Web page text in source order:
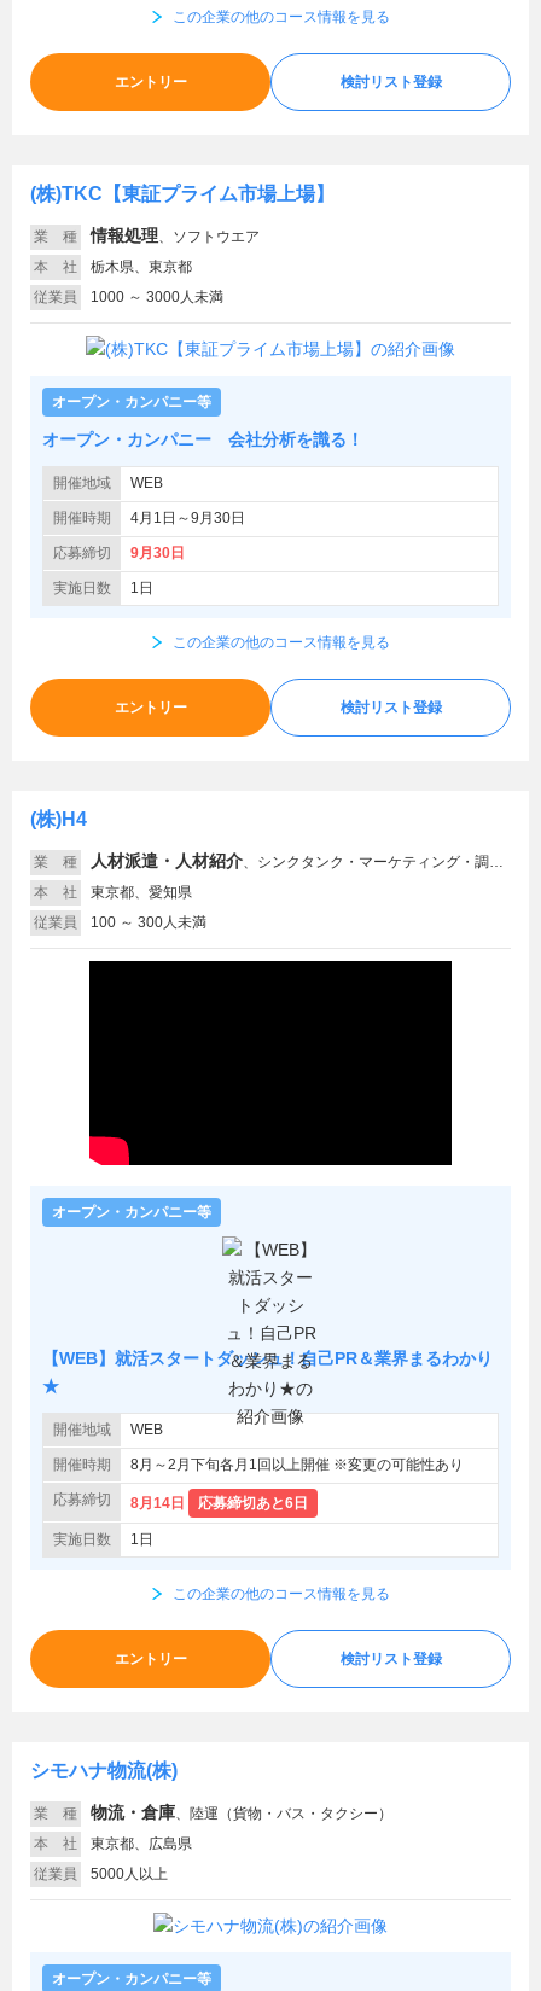
この企業の他のコース情報を見る
エントリー 検討リスト登録
(株)TKC【東証プライム市場上場】
業 種 情報処理、 ソフトウエア
本 社
栃木県、東京都
従業員
1000 ～ 3000人未満
オープン・カンパニー等
オープン・カンパニー 会社分析を識る！
開催地域 WEB
開催時期 4月1日～9月30日
応募締切 9月30日
実施日数 1日
この企業の他のコース情報を見る
エントリー 検討リスト登録
(株)H4
業 種 人材派遣・人材紹介、 シンクタンク・マーケティング・調査、空港サービス、ホテル・旅館、広告制作・Web制作
本 社
東京都、愛知県
従業員
100 ～ 300人未満
オープン・カンパニー等
【WEB】就活スタートダッシュ！自己PR＆業界まるわかり
★
開催地域 WEB
開催時期 8月～2月下旬各月1回以上開催 ※変更の可能性あり
応募締切 8月14日 応募締切あと6日
実施日数 1日
この企業の他のコース情報を見る
エントリー 検討リスト登録
シモハナ物流(株)
業 種 物流・倉庫、 陸運（貨物・バス・タクシー）
本 社
東京都、広島県
従業員
5000人以上
オープン・カンパニー等